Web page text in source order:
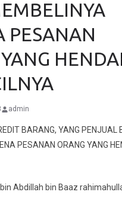
PESANAN
admin
BARANG, YANG PENJUAL
PESANAN ORANG YANG
Abdillah bin Baaz